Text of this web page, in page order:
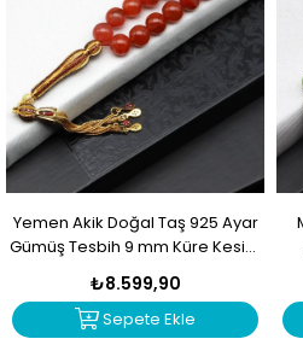
Yemen Akik Doğal Taş 925 Ayar
Gümüş Tesbih 9 mm Küre Kesim
- T-1783
₺8.599,90
Sepete Ekle